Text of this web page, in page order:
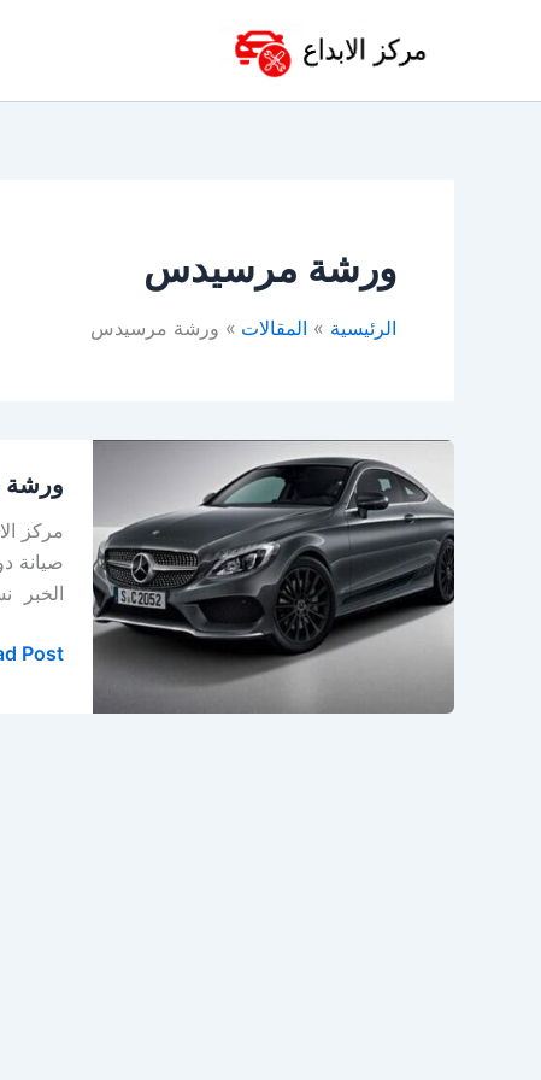
ورشة مرسيدس
الرئيسية المقالات ورشة مرسيدس
ورشة
مركز
الخبر
الخبر
المنطقة
الشرقية
Post »